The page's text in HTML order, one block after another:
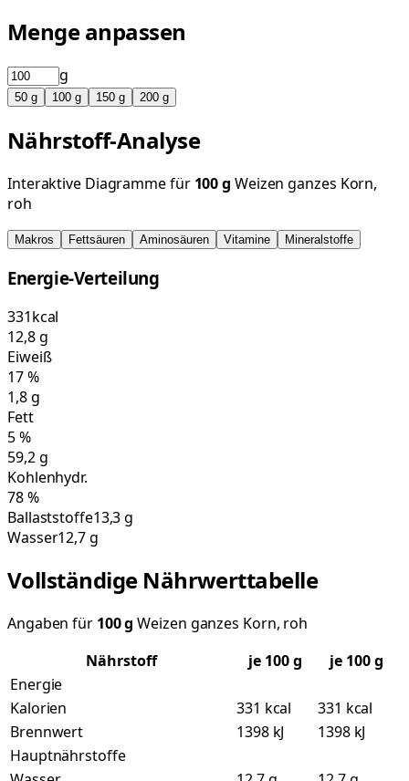
Menge anpassen
g
50 g 100 g 150 g 200 g
Nährstoff-Analyse
Interaktive Diagramme für 100g Weizen ganzes Korn,
roh
Makros Fettsäuren Aminosäuren Vitamine Mineralstoffe
Energie-Verteilung
331kcal
12,8g
Eiweiß
17%
1,8g
Fett
5%
59,2g
Kohlenhydr.
78%
Ballaststoffe13,3 g
Wasser12,7 g
Vollständige Nährwerttabelle
Angaben für 100g Weizen ganzes Korn, roh
Nährstoff
je 100g
je 100 g
Energie
Kalorien
331 kcal
331 kcal
Brennwert
1398 kJ
1398 kJ
Hauptnährstoffe